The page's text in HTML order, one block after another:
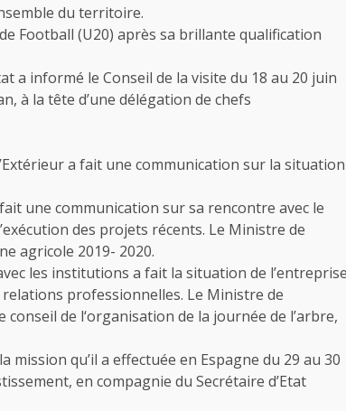
du territoire.
Football (U20) après sa brillante qualification
a informé le Conseil de la visite du 18 au 20 juin
à la tête d’une délégation de chefs
a fait une communication sur la situation
une communication sur sa rencontre avec le
des projets récents. Le Ministre de
agricole 2019- 2020.
les institutions a fait la situation de
professionnelles. Le Ministre de
de l‘organisation de la journée de l’arbre,
mission qu’il a effectuée en Espagne du 29 au 30
en compagnie du Secrétaire d’Etat